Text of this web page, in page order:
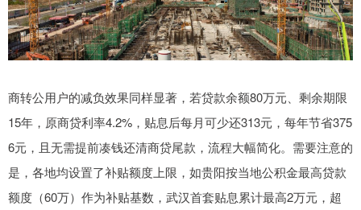
商转公用户的减负效果同样显著，若贷款余额80万元、剩余期限
15年，原商贷利率4.2%，贴息后每月可少还313元，每年节省375
6元，且无需提前凑钱还清商贷尾款，流程大幅简化。需要注意的
是，各地均设置了补贴额度上限，如贵阳按当地公积金最高贷款
额度（60万）作为补贴基数，武汉首套贴息累计最高2万元，超